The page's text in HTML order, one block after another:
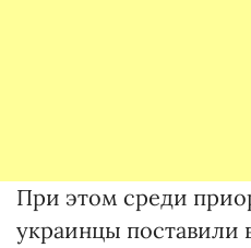
При этом среди
украинцы поставили